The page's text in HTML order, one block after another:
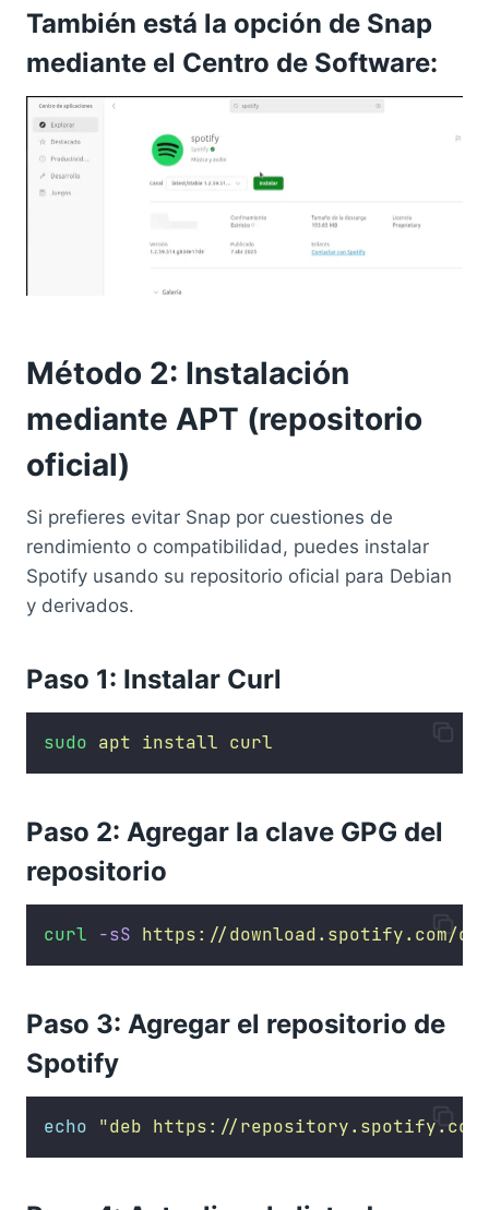
También está la opción de Snap
mediante el Centro de Software:
Método 2: Instalación
mediante APT (repositorio
oficial)
Si prefieres evitar Snap por cuestiones de
rendimiento o compatibilidad, puedes instalar
Spotify usando su repositorio oficial para Debian
y derivados.
Paso 1: Instalar Curl
sudo apt install curl
Paso 2: Agregar la clave GPG del
repositorio
curl -sS https://download.spotify.com/
Paso 3: Agregar el repositorio de
Spotify
echo "deb https://repository.spotify.com